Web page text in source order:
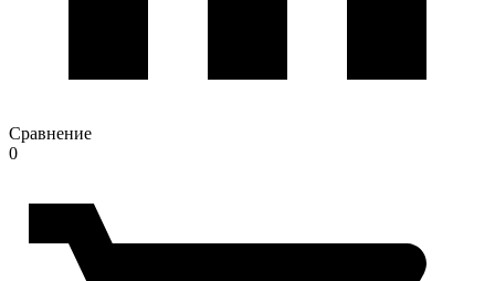
Сравнение
0